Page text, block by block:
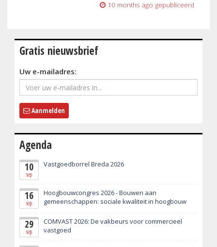
10 months ago gepubliceerd
Gratis nieuwsbrief
Uw e-mailadres:
Aanmelden
Agenda
10
sep
Vastgoedborrel Breda 2026
16
sep
Hoogbouwcongres 2026 - Bouwen aan
gemeenschappen: sociale kwaliteit in hoogbouw
29
sep
COMVAST 2026: De vakbeurs voor commercieel
vastgoed